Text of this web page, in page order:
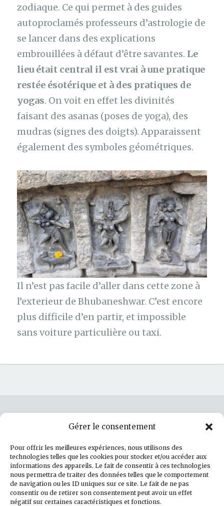
Gérer le consentement
Pour offrir les meilleures expériences, nous utilisons des
technologies telles que les cookies pour stocker et/ou accéder aux
informations des appareils. Le fait de consentir à ces technologies
nous permettra de traiter des données telles que le comportement
de navigation ou les ID uniques sur ce site. Le fait de ne pas
consentir ou de retirer son consentement peut avoir un effet
négatif sur certaines caractéristiques et fonctions.
zodiaque. Ce qui permet à des guides
autoproclamés professeurs d’astrologie de
se lancer dans des explications
embrouillées à défaut d’être savantes. Le
lieu était central il est vrai à une pratique
restée ésotérique et à des pratiques de
yogas. On voit en effet les divinités
faisant des asanas (poses de yoga), des
mudras (signes des doigts). Apparaissent
également des symboles géométriques.
Il n’est pas facile d’aller dans cette zone à
l’exterieur de Bhubaneshwar. C’est encore
plus difficile d’en partir, et impossible
sans voiture particulière ou taxi.
Politique de cookies (UE)